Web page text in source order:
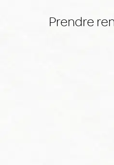
Prendre